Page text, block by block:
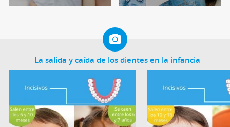
La salida y caída de los dientes en la infancia